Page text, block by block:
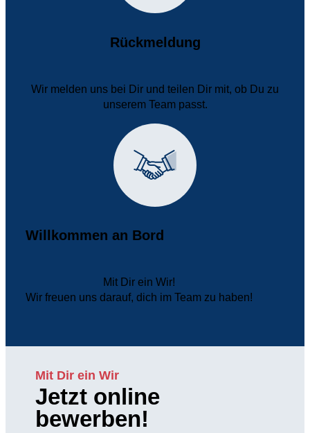
Rückmeldung
Wir melden uns bei Dir und teilen Dir mit, ob Du zu
unserem Team passt.
Willkommen an Bord
Mit Dir ein Wir!
Wir freuen uns darauf, dich im Team zu haben!
Mit Dir ein Wir
Jetzt online
bewerben!